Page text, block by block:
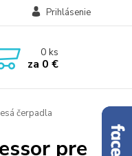
Prihlásenie
0ks
za 0 €
čerpadla
pre